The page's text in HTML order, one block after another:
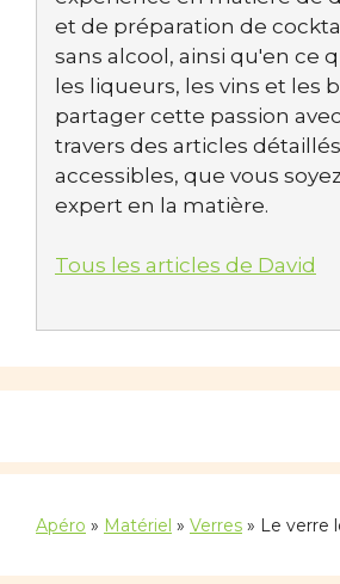
et de préparation de
sans alcool, ainsi qu'en ce
les liqueurs, les vins et les
partager cette passion
travers des articles
accessibles, que vous
expert en la matière.
Tous les articles de David
Apéro » Matériel » Verres » Le verre